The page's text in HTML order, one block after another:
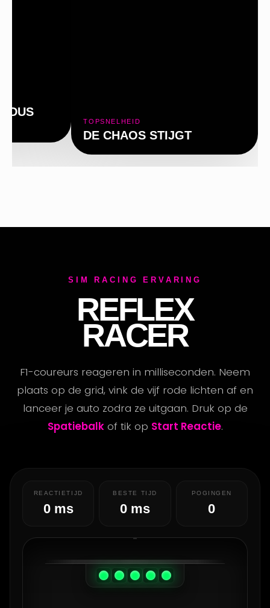
TOPSNELHEID
DE CHAOS STIJGT
SIM RACING ERVARING
REFLEX
RACER
F1-coureurs reageren in milliseconden. Neem
plaats op de grid, vink de vijf rode lichten af en
lanceer je auto zodra ze uitgaan. Druk op de
Spatiebalkof tik op Start Reactie.
REACTIETIJD
0 ms
BESTE TIJD
0 ms
POGINGEN
0